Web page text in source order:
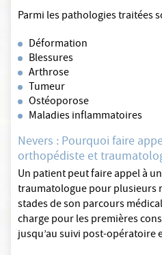
Parmi les pathologies traitées
Déformation
Blessures
Arthrose
Tumeur
Ostéoporose
Maladies inflammatoires
Nevers : Pourquoi faire
orthopédiste et
Un patient peut faire appel à
traumatologue pour plusieurs
stades de son parcours
charge pour les premières
jusqu’au suivi post-opératoire